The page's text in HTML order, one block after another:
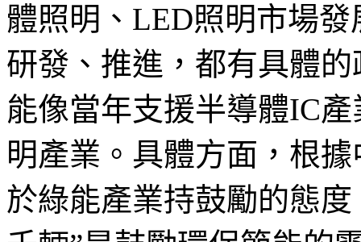
體照明、LED照明市場
研發、推進，都有具體
能像當年支援半導體IC
明產業。具體方面，根
於綠能產業持鼓勵的態